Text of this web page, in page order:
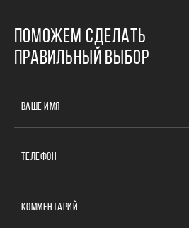
ПОМОЖЕМ СДЕЛАТЬ
ПРАВИЛЬНЫЙ ВЫБОР
ВАШЕ ИМЯ
ТЕЛЕФОН
КОММЕНТАРИЙ